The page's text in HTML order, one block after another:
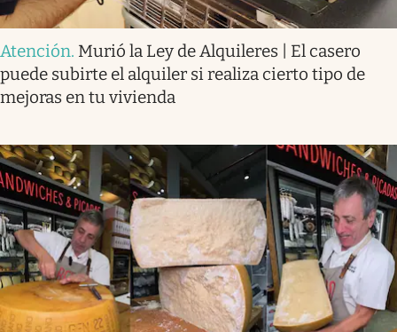
Atención. Murió la Ley de Alquileres | El casero
puede subirte el alquiler si realiza cierto tipo de
mejoras en tu vivienda